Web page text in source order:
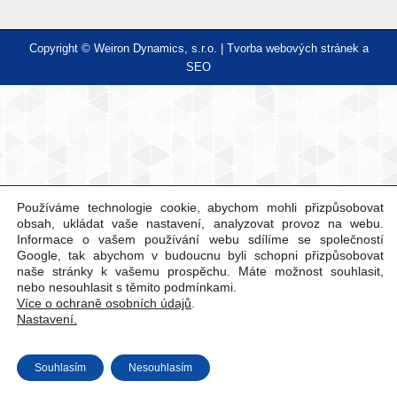
Copyright © Weiron Dynamics, s.r.o. | Tvorba webových stránek a
SEO
Používáme technologie cookie, abychom mohli přizpůsobovat
obsah, ukládat vaše nastavení, analyzovat provoz na webu.
Informace o vašem používání webu sdílíme se společností
Google, tak abychom v budoucnu byli schopni přizpůsobovat
naše stránky k vašemu prospěchu. Máte možnost souhlasit,
nebo nesouhlasit s těmito podmínkami.
Více o ochraně osobních údajů
Nastavení.
Souhlasím Nesouhlasím